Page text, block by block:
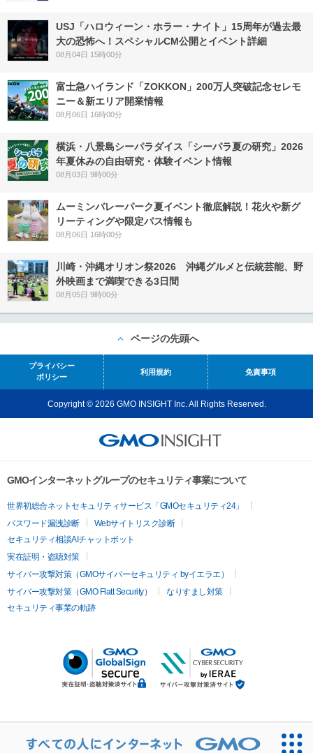
USJ「ハロウィーン・ホラー・ナイト」15周年が過去最
大の恐怖へ！スペシャルCM公開とイベント詳細
08月04日 15時00分
富士急ハイランド「ZOKKON」200万人突破記念セレモ
ニー＆新エリア開業情報
08月06日 16時00分
横浜・八景島シーパラダイス「シーパラ夏の研究」2026
年夏休みの自由研究・体験イベント情報
08月03日 9時00分
ムーミンバレーパーク夏イベント徹底解説！花火や新グ
リーティングや限定パス情報も
08月06日 16時00分
川崎・沖縄オリオン祭2026 沖縄グルメと伝統芸能、野
外映画まで満喫できる3日間
08月05日 9時00分
ページの先頭へ
プライバシー
ポリシー
利用規約 免責事項
Copyright © 2026 GMO INSIGHT Inc. All Rights Reserved.
GMOインターネットグループのセキュリティ事業について
世界初総合ネットセキュリティサービス「GMOセキュリティ24」
パスワード漏洩診断
Webサイトリスク診断
セキュリティ相談AIチャットボット
実在証明・盗聴対策
サイバー攻撃対策（GMOサイバーセキュリティ byイエラエ）
サイバー攻撃対策（GMO Flatt Security）
なりすまし対策
セキュリティ事業の軌跡